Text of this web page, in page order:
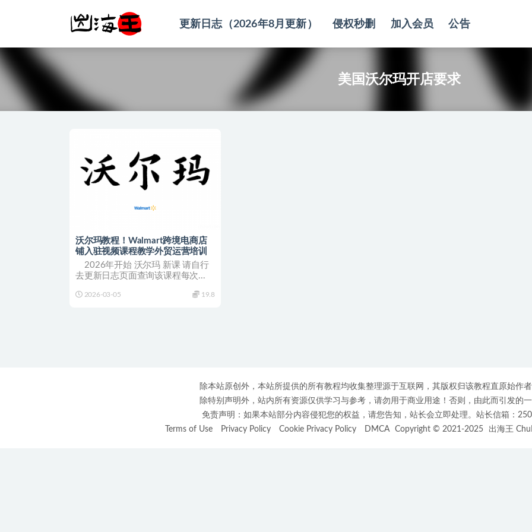
更新日志（2026年8月更新） 侵权秒删 加入会员 公告
美国沃尔玛开店要求
沃尔玛教程！Walmart跨境电商店
铺入驻视频课程教学外贸运营培训
2026年开始 沃尔玛 新课 请自行
去更新日志页面查询该课程每次...
2026-03-05 19.8
除本站原创外，本站所提供的所有教程均收集整理源于互联网，其版权归该教程直原始作
除特别声明外，站内所有资源仅供学习与参考，请勿用于商业用途！否则，由此而引发的
免责声明：如果本站部分内容侵犯您的权益，请您告知，站长会立即处理。站长信箱：
Terms of Use
Privacy Policy Cookie Privacy Policy DMCA Copyright © 2021-2025 出海王